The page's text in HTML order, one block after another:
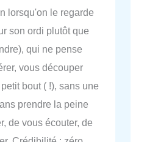
lorsqu'on le regarde
son ordi plutôt que
qui ne pense
vous découper
bout ( !), sans une
prendre la peine
de vous écouter, de